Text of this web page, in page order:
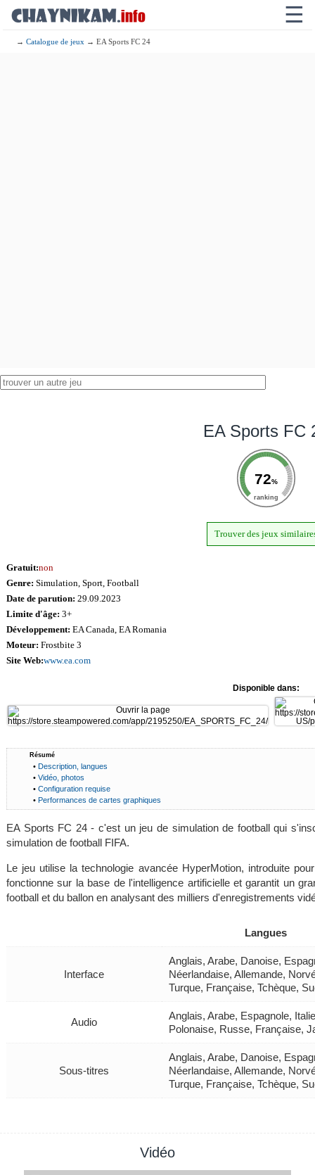
☰
→Catalogue de jeux → EA Sports FC 24
EA Sports FC
72%
ranking
Trouver des jeux
Gratuit:non
Genre: Simulation, Sport, Football
Date de parution: 29.09.2023
Limite d'âge: 3+
Développement: EA Canada, EA Romania
Moteur: Frostbite 3
Site Web:www.ea.com
Disponible dans:
Résumé
• Description, langues
• Vidéo, photos
• Configuration requise
• Performances de cartes graphiques
EA Sports FC 24 - c'est un jeu de simulation de football qui
simulation de football FIFA.
Le jeu utilise la technologie avancée HyperMotion, introduite
fonctionne sur la base de l'intelligence artificielle et garantit un
football et du ballon en analysant des milliers d'enregistrements
Langues
Interface
Anglais, Arabe, Danoise,
Néerlandaise, Allemande,
Turque, Française, Tchèque,
Audio
Anglais, Arabe, Espagnole,
Polonaise, Russe, Française,
Sous-titres
Anglais, Arabe, Danoise,
Néerlandaise, Allemande,
Turque, Française, Tchèque,
Vidéo